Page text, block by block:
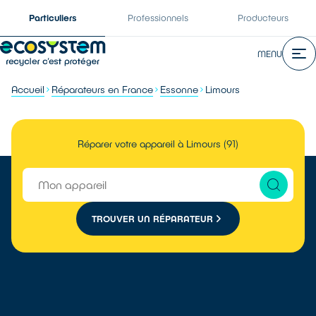
Particuliers Professionnels Producteurs
MENU
Accueil Réparateurs en France Essonne Limours
Réparer votre appareil à Limours (91)
TROUVER UN RÉPARATEUR